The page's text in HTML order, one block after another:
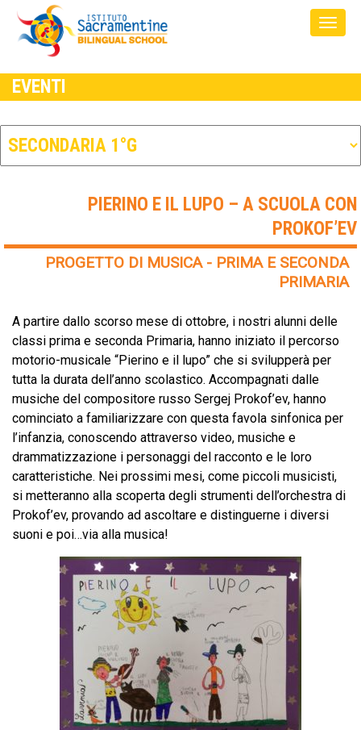
EVENTI
PIERINO E IL LUPO – A SCUOLA CON
PROKOF’EV
PROGETTO DI MUSICA - PRIMA E SECONDA
PRIMARIA
A partire dallo scorso mese di ottobre, i nostri alunni delle
classi prima e seconda Primaria, hanno iniziato il percorso
motorio-musicale “Pierino e il lupo” che si svilupperà per
tutta la durata dell’anno scolastico. Accompagnati dalle
musiche del compositore russo Sergej Prokof’ev, hanno
cominciato a familiarizzare con questa favola sinfonica per
l’infanzia, conoscendo attraverso video, musiche e
drammatizzazione i personaggi del racconto e le loro
caratteristiche. Nei prossimi mesi, come piccoli musicisti,
si metteranno alla scoperta degli strumenti dell’orchestra di
Prokof’ev, provando ad ascoltare e distinguerne i diversi
suoni e poi…via alla musica!